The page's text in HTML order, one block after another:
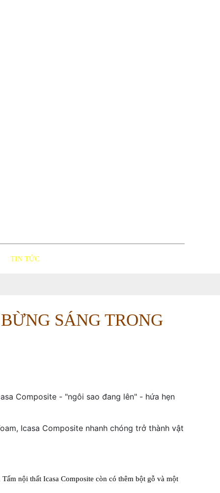
TIN TỨC
SÁNG TRONG
Composite - "ngôi sao đang lên" - hứa hẹn
Icasa Composite nhanh chóng trở thành vật
nội thất Icasa Composite còn có thêm bột gỗ và một